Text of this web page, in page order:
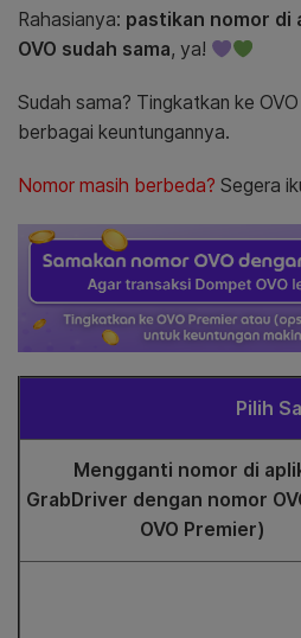
Rahasianya: pastikan nomor di
OVO sudah sama, ya!
Sudah sama? Tingkatkan ke
berbagai keuntungannya.
Nomor masih berbeda? Segera
Pilih
Mengganti nomor di
GrabDriver dengan nomor
OVO Premier)